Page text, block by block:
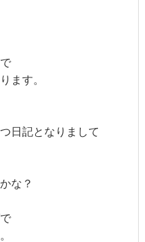
ます。
日記となりまして
な？